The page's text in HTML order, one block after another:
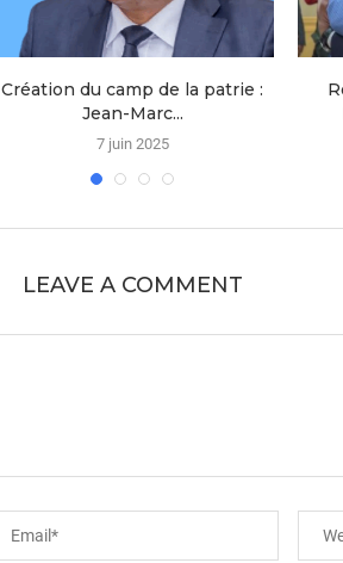
Création du camp de la patrie :
Jean-Marc...
7 juin 2025
LEAVE A COMMENT